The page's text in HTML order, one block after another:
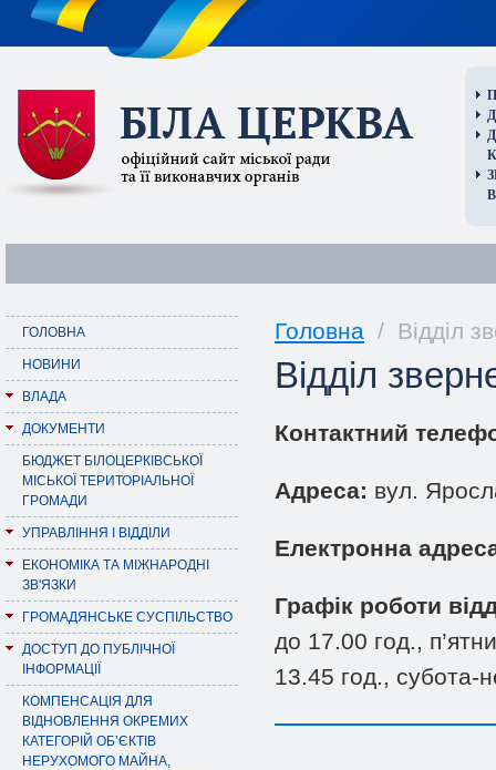
ГОЛОВНА
НОВИНИ
ВЛАДА
ДОКУМЕНТИ
БЮДЖЕТ БІЛОЦЕРКІВСЬКОЇ
МІСЬКОЇ ТЕРИТОРІАЛЬНОЇ
ГРОМАДИ
УПРАВЛІННЯ І ВІДДІЛИ
ЕКОНОМІКА ТА МІЖНАРОДНІ
ЗВ'ЯЗКИ
ГРОМАДЯНСЬКЕ СУСПІЛЬСТВО
ДОСТУП ДО ПУБЛІЧНОЇ
ІНФОРМАЦІЇ
КОМПЕНСАЦІЯ ДЛЯ
ВІДНОВЛЕННЯ ОКРЕМИХ
КАТЕГОРІЙ ОБ’ЄКТІВ
НЕРУХОМОГО МАЙНА,
Головна / Відділ
Відділ
Контактний
Адреса: вул.
Електронна
Графік роботи
до 17.00 год.,
13.45 год., субота-